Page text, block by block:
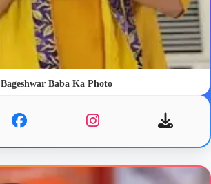
Bageshwar Baba Ka Photo